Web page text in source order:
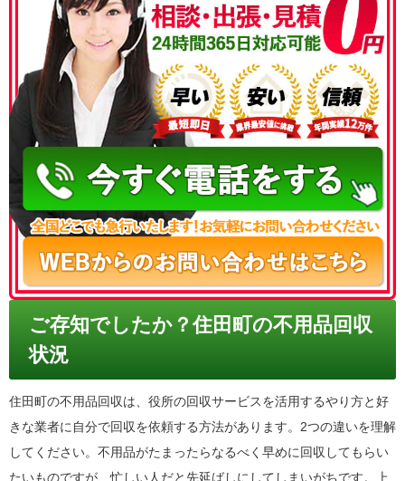
050-3186-4780
ご存知でしたか？住田町の不用品回収
状況
住田町の不用品回収は、役所の回収サービスを活用するやり方と好
きな業者に自分で回収を依頼する方法があります。2つの違いを理解
してください。不用品がたまったらなるべく早めに回収してもらい
たいものですが、忙しい人だと先延ばしにしてしまいがちです。上